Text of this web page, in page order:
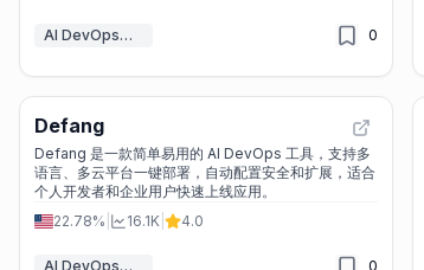
AI DevOps助理 0
Defang
Defang 是一款简单易用的 AI DevOps 工具，支持多
语言、多云平台一键部署，自动配置安全和扩展，适合
个人开发者和企业用户快速上线应用。
22.78%
16.1K 4.0
AI DevOps助理 0